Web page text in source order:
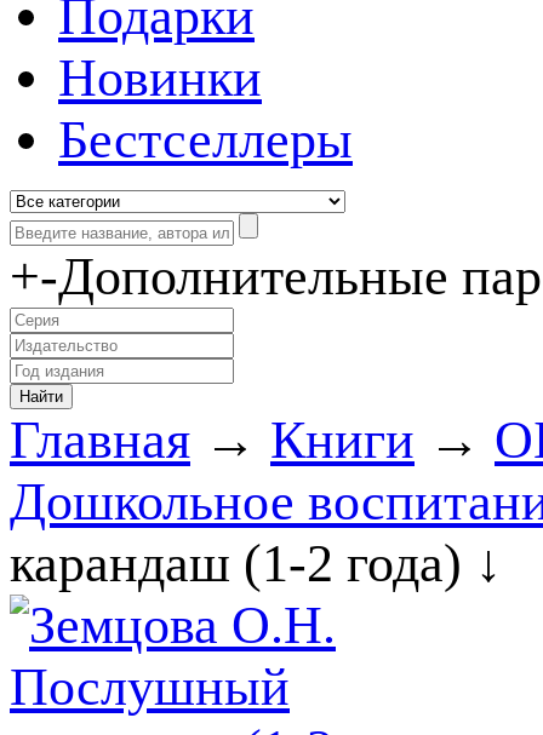
Подарки
Новинки
Бестселлеры
+-Дополнительные
Главная → Книги →
Дошкольное
карандаш (1-2 года) ↓